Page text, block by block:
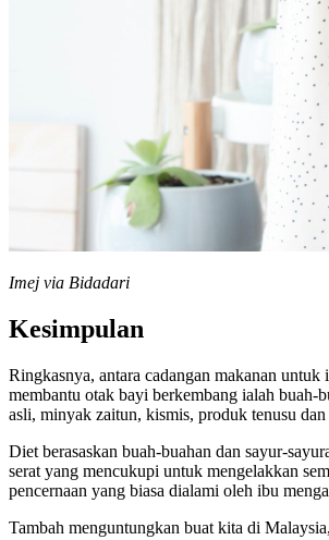
Imej via Bidadari
Kesimpulan
Ringkasnya, antara cadangan makanan untuk
membantu otak bayi berkembang ialah buah-
asli, minyak zaitun, kismis, produk tenusu
Diet berasaskan buah-buahan dan sayur-
serat yang mencukupi untuk mengelakkan
pencernaan yang biasa dialami oleh ibu
Tambah menguntungkan buat kita di